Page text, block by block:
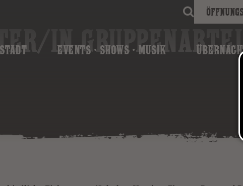
EVENTS · SHOWS · MUSIK
IN